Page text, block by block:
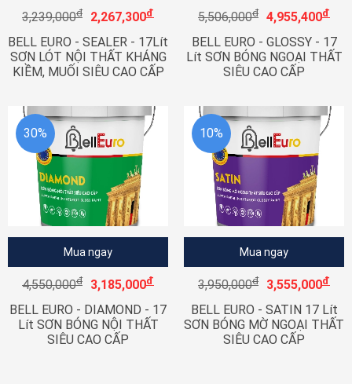
3,239,000đ 2,267,300đ
BELL EURO - SEALER - 17Lít
SƠN LÓT NỘI THẤT KHÁNG
KIỀM, MUỐI SIÊU CAO CẤP
5,506,000đ 4,955,400đ
BELL EURO - GLOSSY - 17
Lít SƠN BÓNG NGOẠI THẤT
SIÊU CAO CẤP
30%
Mua ngay
4,550,000đ 3,185,000đ
BELL EURO - DIAMOND - 17
Lít SƠN BÓNG NỘI THẤT
SIÊU CAO CẤP
10%
Mua ngay
3,950,000đ 3,555,000đ
BELL EURO - SATIN 17 Lít
SƠN BÓNG MỜ NGOẠI THẤT
SIÊU CAO CẤP